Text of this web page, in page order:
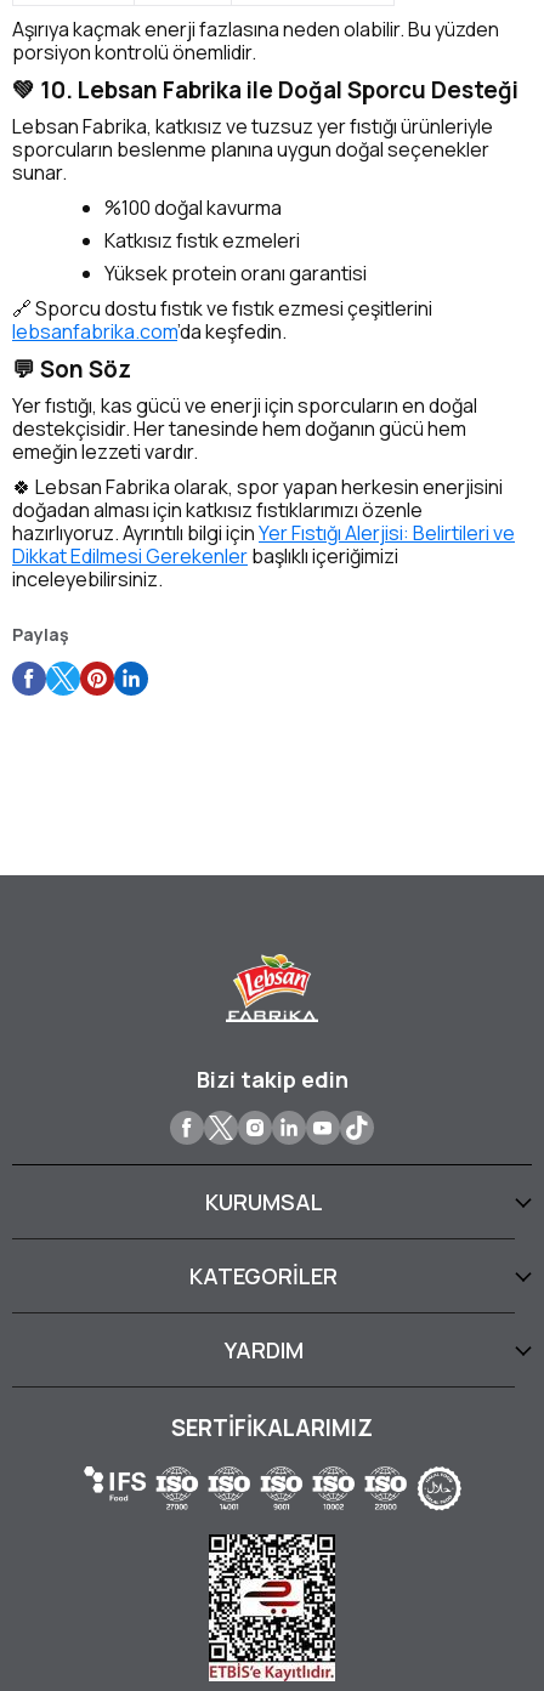
Paylaş
Aşırıya kaçmak enerji fazlasına neden olabilir. Bu yüzden
porsiyon kontrolü önemlidir.
💚 10. Lebsan Fabrika ile Doğal Sporcu Desteği
Lebsan Fabrika, katkısız ve tuzsuz yer fıstığı ürünleriyle
sporcuların beslenme planına uygun doğal seçenekler
sunar.
%100 doğal kavurma
Katkısız fıstık ezmeleri
Yüksek protein oranı garantisi
🔗 Sporcu dostu fıstık ve fıstık ezmesi çeşitlerini
lebsanfabrika.com’da keşfedin.
💬 Son Söz
Yer fıstığı, kas gücü ve enerji için sporcuların en doğal
destekçisidir. Her tanesinde hem doğanın gücü hem
emeğin lezzeti vardır.
🍀 Lebsan Fabrika olarak, spor yapan herkesin enerjisini
doğadan alması için katkısız fıstıklarımızı özenle
hazırlıyoruz. Ayrıntılı bilgi içinYer Fıstığı Alerjisi: Belirtileri ve
Dikkat Edilmesi Gerekenlerbaşlıklı içeriğimizi
inceleyebilirsiniz.
Bizi takip edin
KURUMSAL
KATEGORİLER
YARDIM
SERTİFİKALARIMIZ